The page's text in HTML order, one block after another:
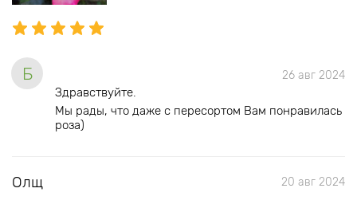
Б 26 авг 2024
Здравствуйте.
Мы рады, что даже с пересортом Вам понравилась
роза)
Олщ 20 авг 2024